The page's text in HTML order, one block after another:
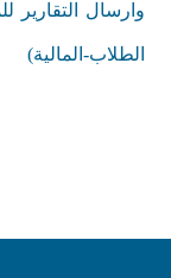
وارسال التقارير
الطلاب-المالية)